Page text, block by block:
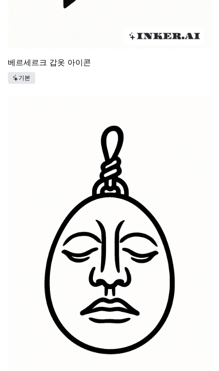
베르세르크 갑옷 아이콘
기본